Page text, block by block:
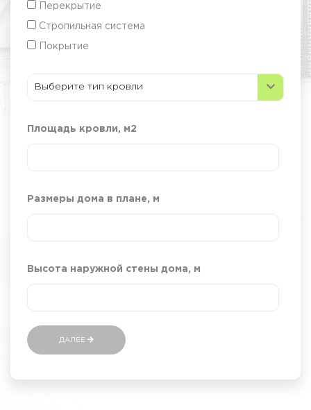
Перекрытие
Стропильная система
Покрытие
Площадь кровли, м2
Размеры дома в плане, м
Высота наружной стены дома, м
ДАЛЕЕ